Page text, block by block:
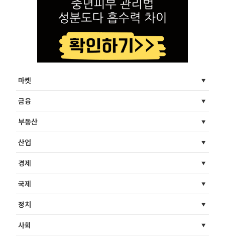
마켓
금융
부동산
산업
경제
국제
정치
사회